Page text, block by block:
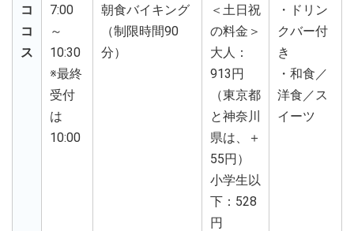
コ
コ
ス
7:00
～
10:30
※最終
受付
は
10:00
朝食バイキング
（制限時間90
分）
＜土日祝
の料金＞
大人：
913円
（東京都
と神奈川
県は、＋
55円）
小学生以
下：528
円
・ドリン
クバー付
き
・和食／
洋食／ス
イーツ